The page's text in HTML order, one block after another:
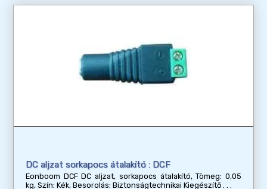
DC aljzat sorkapocs átalakító : DCF
Eonboom DCF DC aljzat, sorkapocs átalakító, Tömeg: 0,05
kg, Szín: Kék, Besorolás: Biztonságtechnikai Kiegészítő